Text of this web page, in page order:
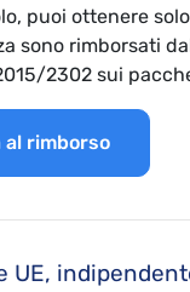
puoi ottenere
sono rimborsati
2302 sui
al rimborso
UE,